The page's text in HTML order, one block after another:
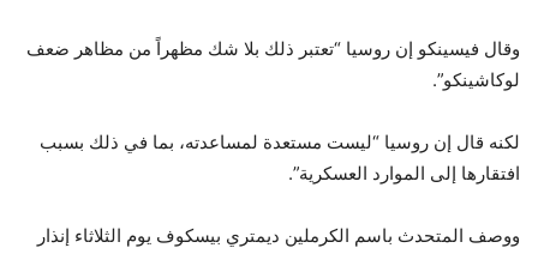
وقال فيسينكو إن روسيا “تعتبر ذلك بلا شك مظهراً من مظاهر ضعف
لوكاشينكو”.
لكنه قال إن روسيا “ليست مستعدة لمساعدته، بما في ذلك بسبب
افتقارها إلى الموارد العسكرية”.
ووصف المتحدث باسم الكرملين ديمتري بيسكوف يوم الثلاثاء إنذار